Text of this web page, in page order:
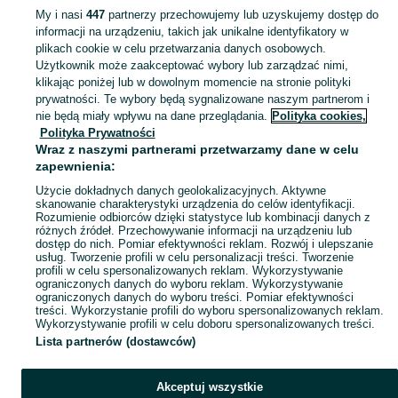
KATEGORIA
Sprzedaż zwierząt akwariowych Skarżysko-Kamienna ▶️ Rybki ozdobne, krewetki i ślimaki itd. ☝ Sprawdź aktualne oferty hodowców w atrakcyjnych cenach na OLX.pl! Zobacz
Mapa kategorii
Mapa miejscowości
Mapa ministron
Popularne wyszukiwania
My i nasi 447partnerzy przechowujemy lub uzyskujemy dostęp do
informacji na urządzeniu, takich jak unikalne identyfikatory w
plikach cookie w celu przetwarzania danych osobowych.
Użytkownik może zaakceptować wybory lub zarządzać nimi,
klikając poniżej lub w dowolnym momencie na stronie polityki
prywatności. Te wybory będą sygnalizowane naszym partnerom i
nie będą miały wpływu na dane przeglądania. Polityka cookies,
Polityka Prywatności
Wraz z naszymi partnerami przetwarzamy dane w celu
zapewnienia:
Użycie dokładnych danych geolokalizacyjnych. Aktywne
skanowanie charakterystyki urządzenia do celów identyfikacji.
Rozumienie odbiorców dzięki statystyce lub kombinacji danych z
różnych źródeł. Przechowywanie informacji na urządzeniu lub
dostęp do nich. Pomiar efektywności reklam. Rozwój i ulepszanie
usług. Tworzenie profili w celu personalizacji treści. Tworzenie
profili w celu spersonalizowanych reklam. Wykorzystywanie
ograniczonych danych do wyboru reklam. Wykorzystywanie
ograniczonych danych do wyboru treści. Pomiar efektywności
treści. Wykorzystanie profili do wyboru spersonalizowanych reklam.
Wykorzystywanie profili w celu doboru spersonalizowanych treści.
Lista partnerów (dostawców)
Akceptuj wszystkie